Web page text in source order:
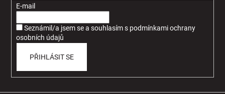
E-mail
Seznámil/a jsem se a souhlasíms podmínkami ochrany
osobních údajů
PŘIHLÁSIT SE